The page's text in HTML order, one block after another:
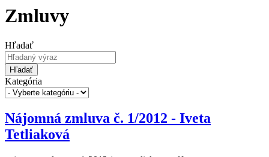
Zmluvy
Hľadať
Hľadať
Kategória
Nájomná zmluva č. 1/2012 - Iveta
Tetliaková